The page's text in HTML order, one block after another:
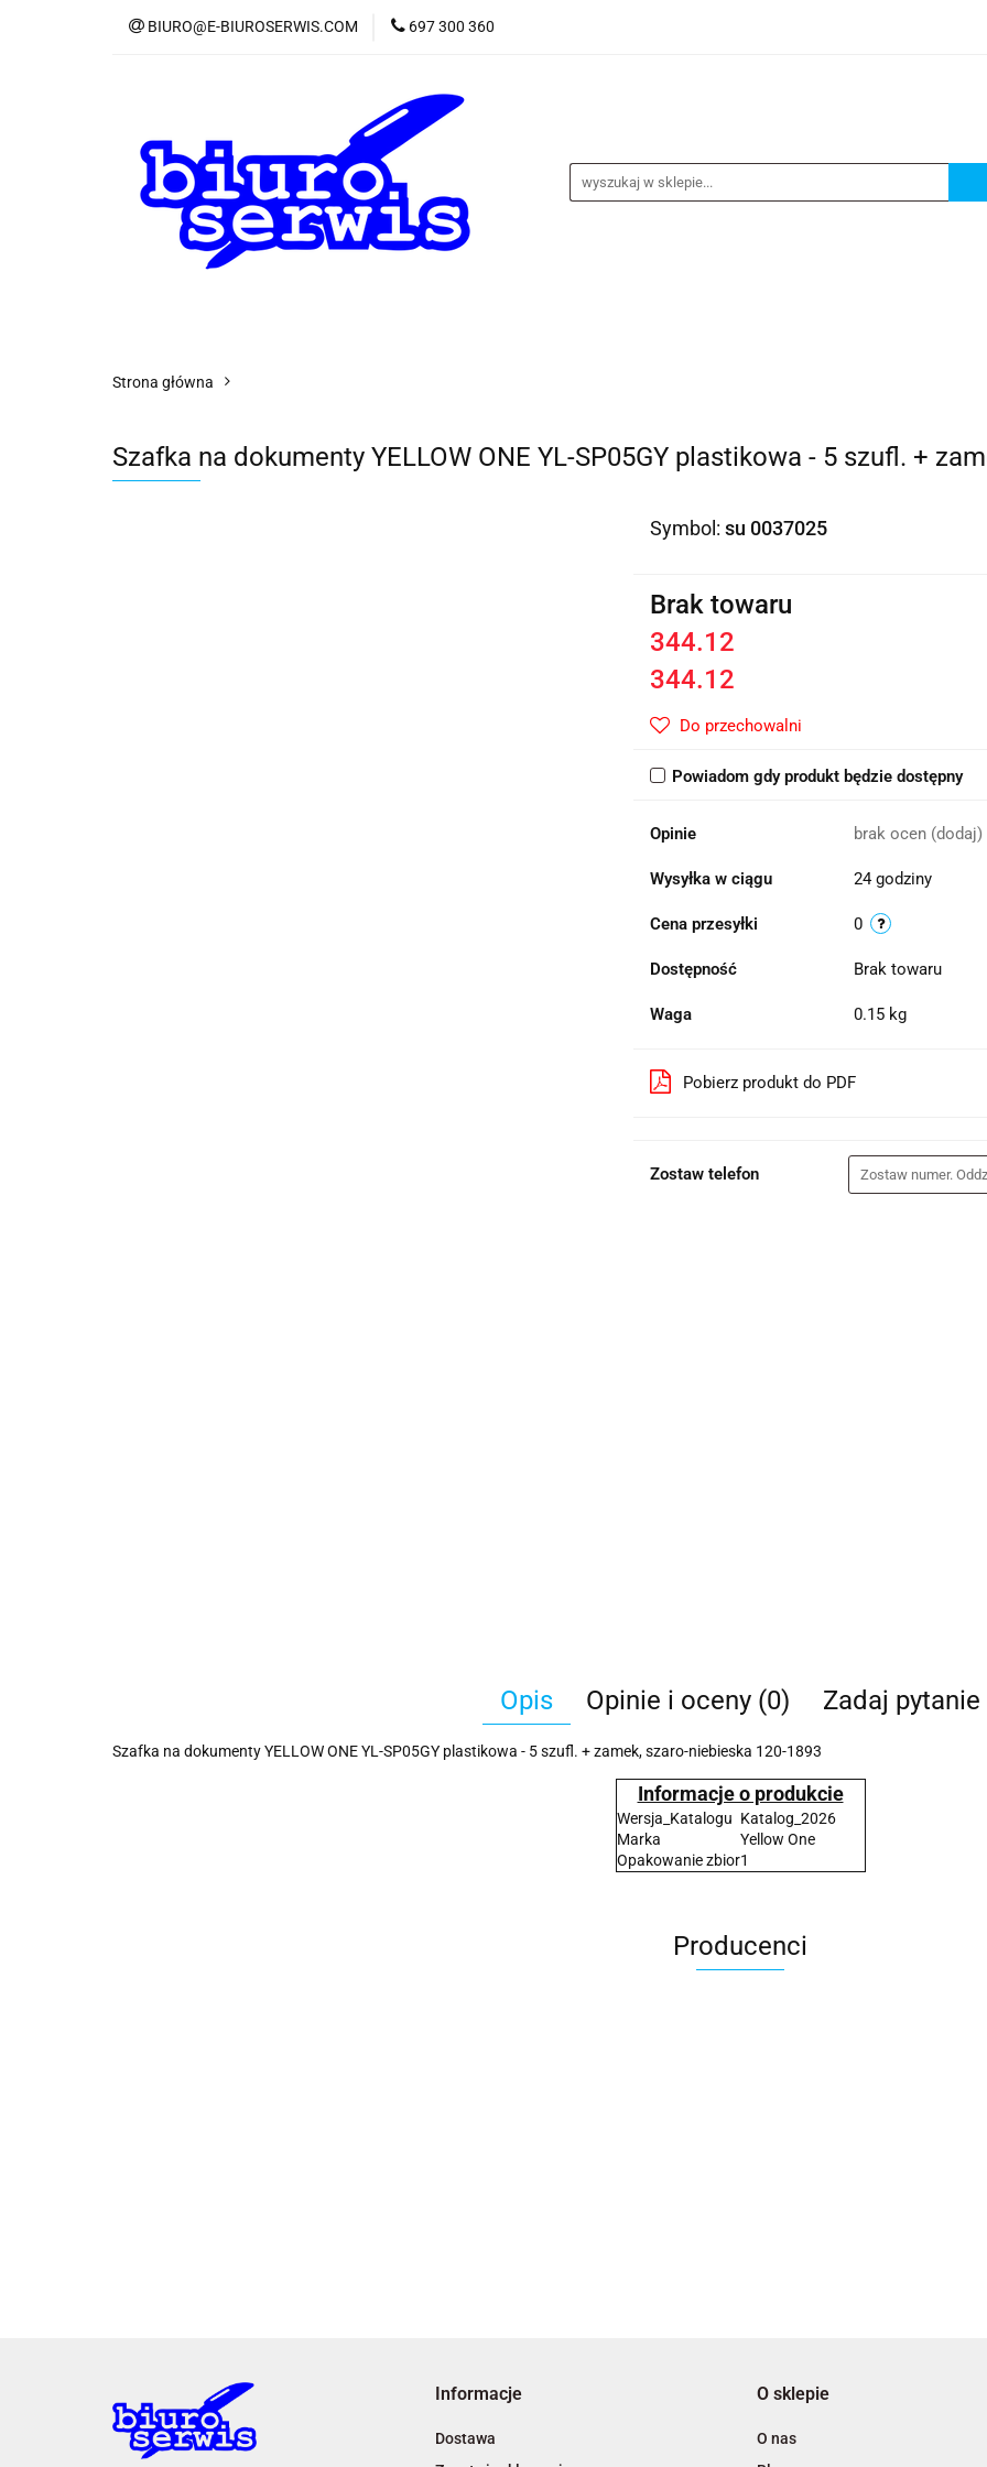
BIURO@E-BIUROSERWIS.COM 697 300 360
Strona główna
Szafka na dokumenty YELLOW ONE YL-SP05GY plastikowa - 5 szufl. +
Symbol: su 0037025
Brak towaru
344.12
344.12
Do przechowalni
Powiadom gdy produkt będzie dostępny
Opinie brak ocen (dodaj)
Wysyłka w ciągu 24 godziny
Cena przesyłki 0
Dostępność Brak towaru
Waga 0.15 kg
Pobierz produkt do PDF
Zostaw telefon
Opis Opinie i oceny (0) Zadaj pytanie
Szafka na dokumenty YELLOW ONE YL-SP05GY plastikowa - 5 szufl. + zamek, szaro-niebieska 120-1893
Informacje o produkcie
Wersja_Katalogu Katalog_2026
Marka
Yellow One
Opakowanie zbior1
Producenci
A4 Tech
Informacje
Dostawa
O sklepie
O nas